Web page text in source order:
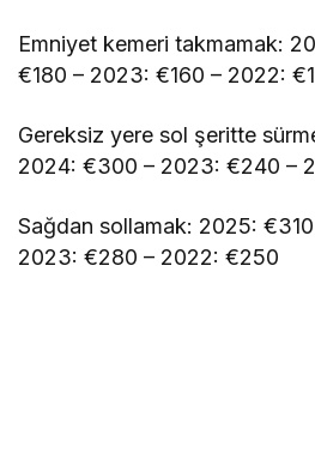
Emniyet kemeri takmamak:
€180 – 2023: €160 – 2022:
Gereksiz yere sol şeritte
2024: €300 – 2023: €240 –
Sağdan sollamak: 2025:
2023: €280 – 2022: €250